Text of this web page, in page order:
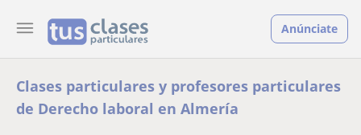
Anúnciate
Clases particulares y profesores particulares
de Derecho laboral en Almería